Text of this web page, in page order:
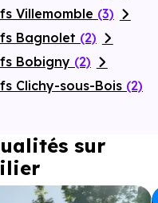
Villemomble (3)
Bagnolet (2)
Bobigny (2)
Clichy-sous-Bois (2)
sur